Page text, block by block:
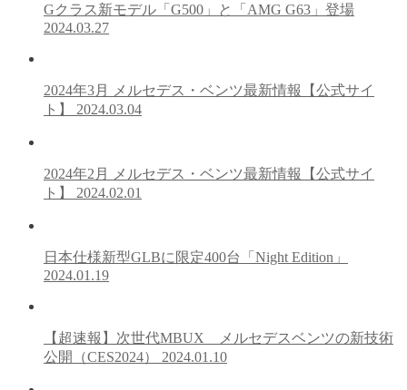
Gクラス新モデル「G500」と「AMG G63」登場
2024.03.27
2024年3月 メルセデス・ベンツ最新情報【公式サイ
ト】 2024.03.04
2024年2月 メルセデス・ベンツ最新情報【公式サイ
ト】 2024.02.01
日本仕様新型GLBに限定400台「Night Edition」
2024.01.19
【超速報】次世代MBUX メルセデスベンツの新技術
公開（CES2024） 2024.01.10